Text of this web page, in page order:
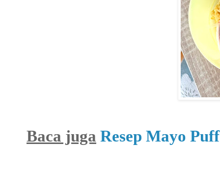
Baca juga Resep Mayo